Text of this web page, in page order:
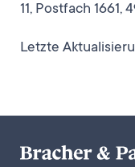
11, Postfach 1661,
Letzte